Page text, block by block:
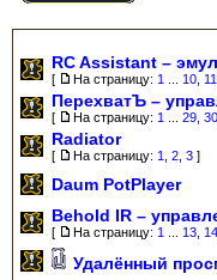
RC Assistant –
[ На страницу: 1 10 11
ПерехватЪ –
[ На страницу: 1 29 30
Radiator
[ На страницу: 1 2 3 ]
Daum PotPlayer
Behold IR –
[ На страницу: 1 13 14
Удалённый